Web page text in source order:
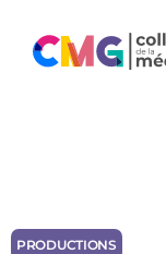
PRODUCTIONS